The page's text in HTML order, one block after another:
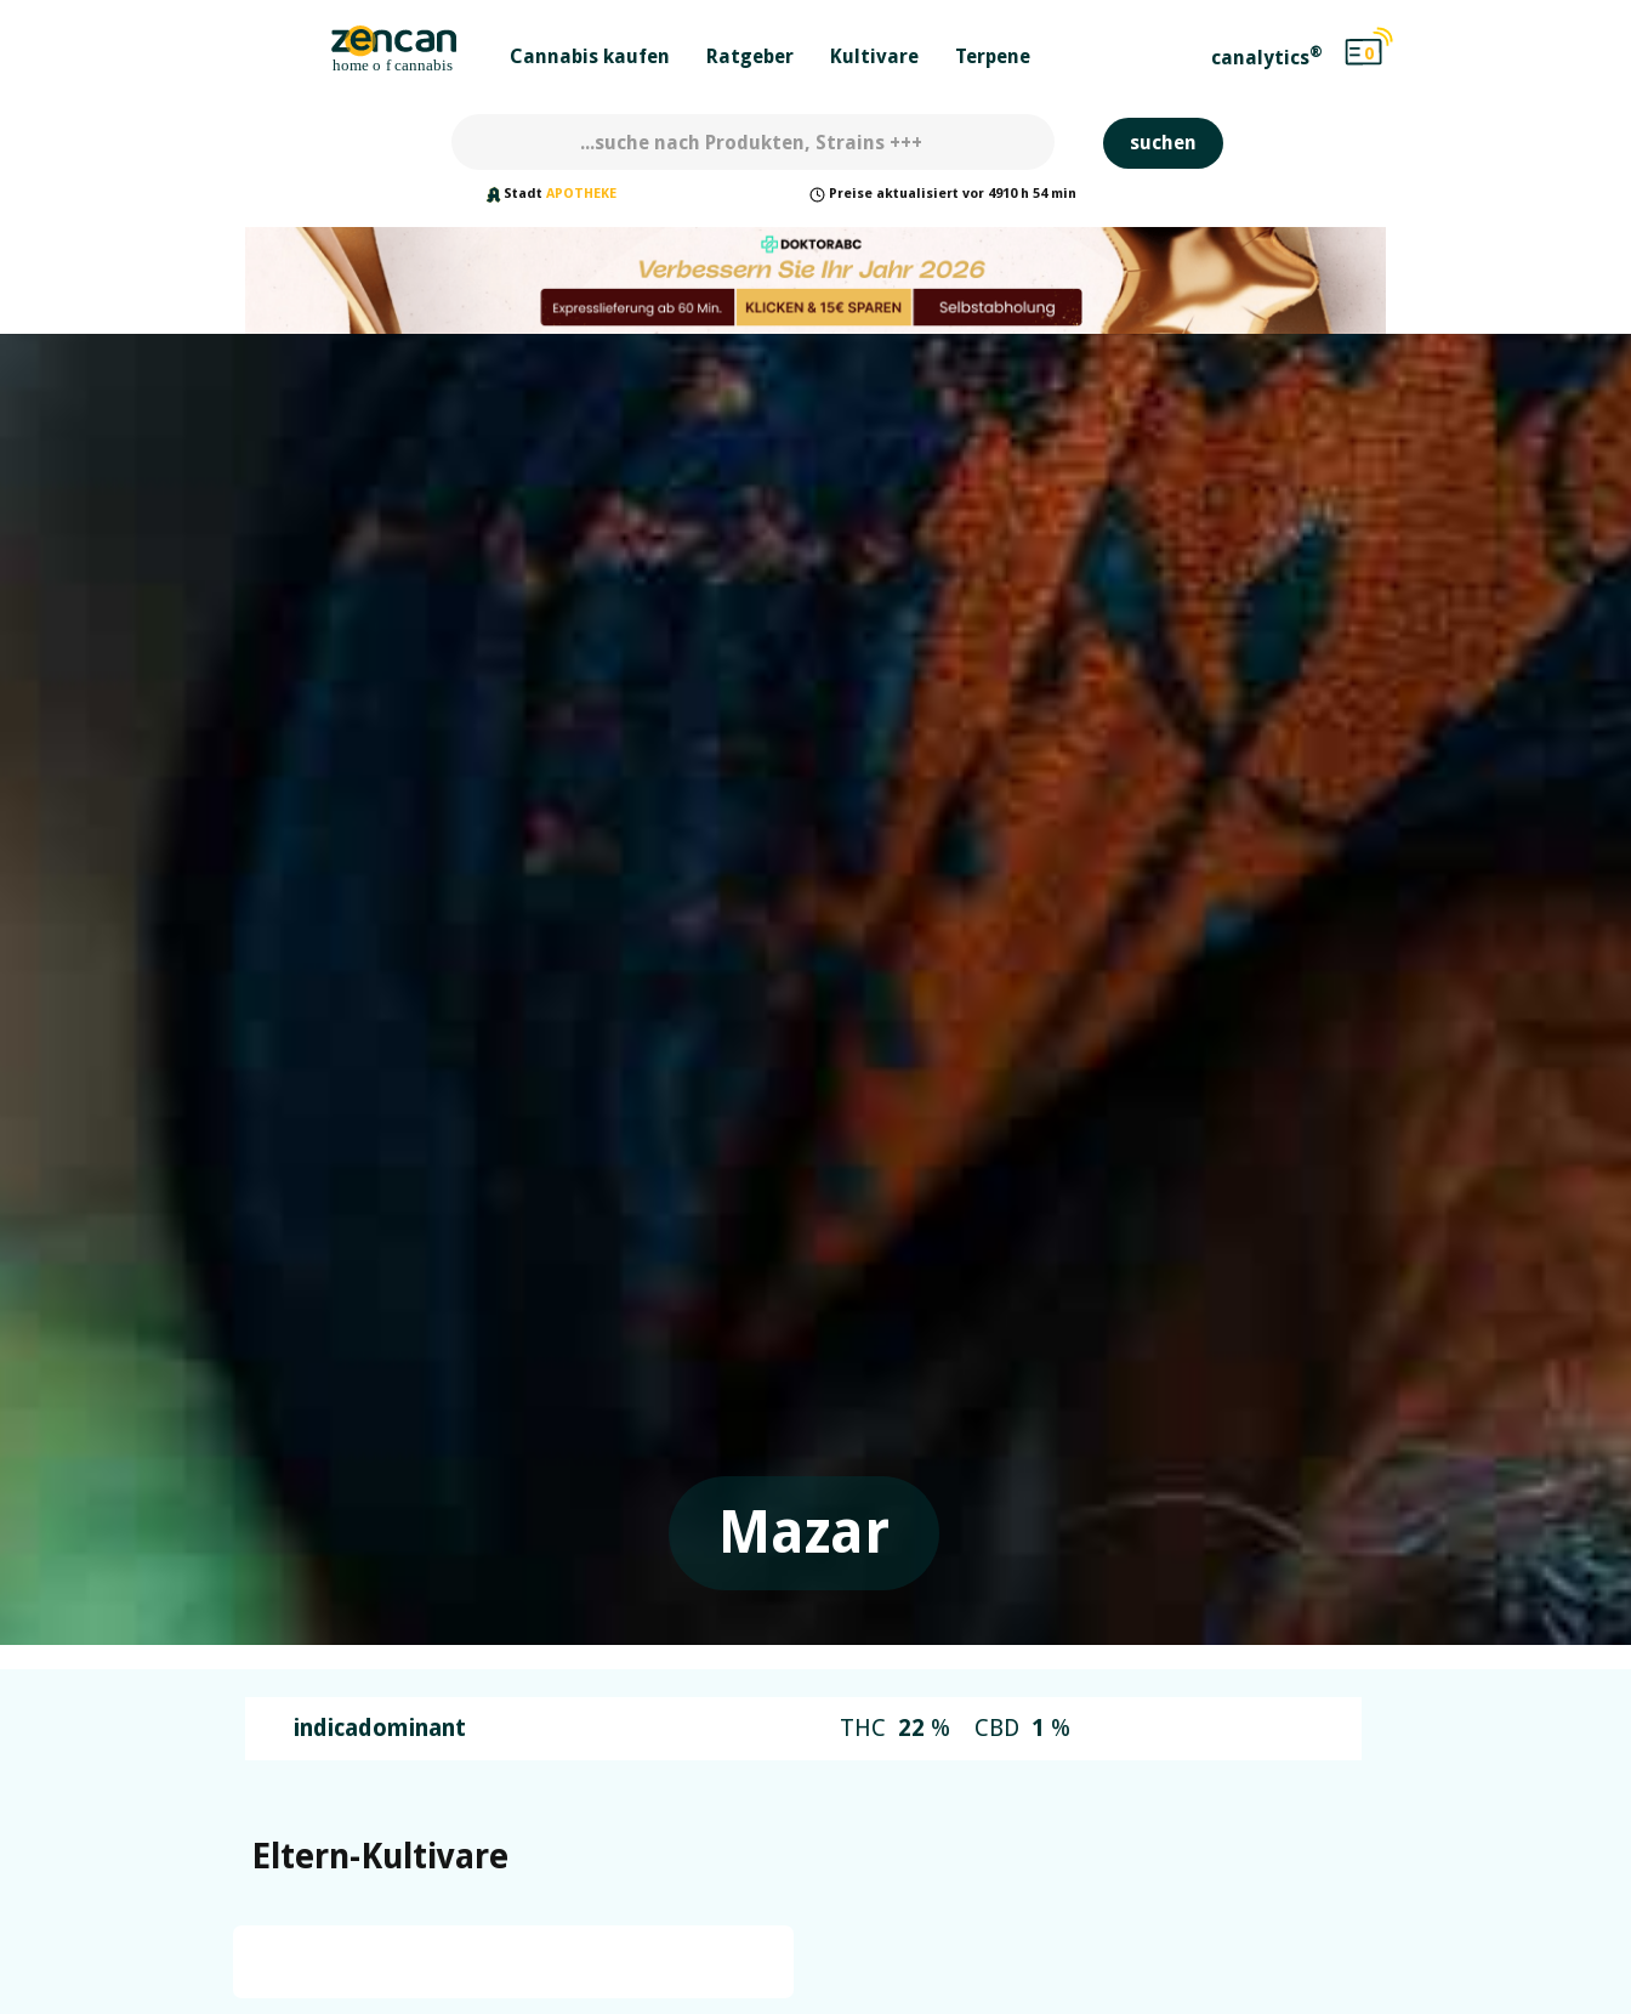
Cannabis kaufen Ratgeber Kultivare Terpene canalytics® 0
Stadt APOTHEKE Preise aktualisiert vor 4910 h 54 min
Mazar
indicadominant THC 22 % CBD 1 %
Eltern-Kultivare